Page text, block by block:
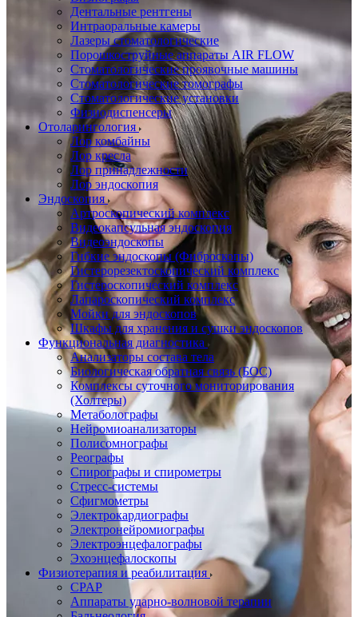
Дентальные рентгены
Интраоральные камеры
Лазеры стоматологические
Порошкоструйные аппараты AIR FLOW
Стоматологические проявочные машины
Стоматологические томографы
Стоматологические установки
Физиодиспенсеры
Отоларингология
Лор комбайны
Лор кресла
Лор принадлежности
Лор эндоскопия
Эндоскопия
Артроскопический комплекс
Видеокапсульная эндоскопия
Видеоэндоскопы
Гибкие эндоскопы (Фиброcкопы)
Гистерорезектоскопический комплекс
Гистероскопический комплекс
Лапароскопический комплекс
Мойки для эндоскопов
Шкафы для хранения и сушки эндоскопов
Функциональная диагностика
Анализаторы состава тела
Биологическая обратная связь (БОС)
Комплексы суточного мониторирования
(Холтеры)
Метаболографы
Нейромиоанализаторы
Полисомнографы
Реографы
Спирографы и спирометры
Стресс-системы
Сфигмометры
Электрокардиографы
Электронейромиографы
Электроэнцефалографы
Эхоэнцефалоскопы
Физиотерапия и реабилитация
CPAP
Аппараты ударно-волновой терапии